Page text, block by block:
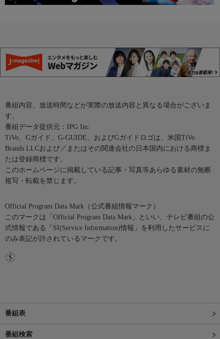
番組内容、放送時間などが実際の放送内容と異なる場合がございま
す。
番組データ提供元：IPG Inc.
TiVo、Gガイド、G-GUIDE、およびGガイドロゴは、米国TiVo
Brands LLCおよび／またはその関連会社の日本国内における商標ま
たは登録商標です。
このホームページに掲載している記事・写真等あらゆる素材の無断
複写・転載を禁じます。
Official Program Data Mark（公式番組情報マーク）
このマークは「Official Program Data Mark」といい、テレビ番組の公
式情報である「SI(Service Information)情報」を利用したサービスに
のみ表記が許されているマークです。
番組表
番組検索